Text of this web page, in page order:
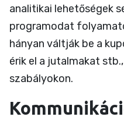
analitikai lehetőségek
programodat
hányan váltják be a
érik el a jutalmakat
szabályokon.